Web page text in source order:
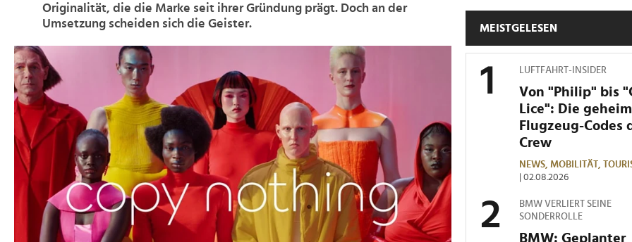
Originalität, die die Marke seit ihrer Gründung prägt. Doch an der
Umsetzung scheiden sich die Geister.
>
MEISTGELESEN
LUFTFAHRT-INSIDER
Von "Philip" bis
Lice": Die
Flugzeug-Codes
Crew
NEWS, MOBILITÄT,
| 02.08.2026
BMW VERLIERT SEINE
SONDERROLLE
BMW: Geplanter